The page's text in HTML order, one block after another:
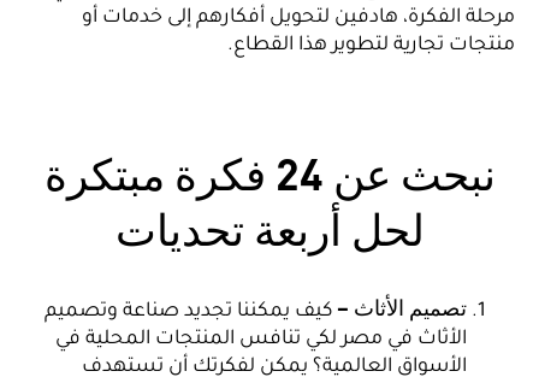
مرحلة الفكرة، هادفين لتحويل أفكارهم إلى خدمات أو
منتجات تجارية لتطوير هذا القطاع.
نبحث عن 24 فكرة مبتكرة
لحل أربعة تحديات
تصميم الأثاث – كيف يمكننا تجديد صناعة وتصميم
الأثاث في مصر لكي تنافس المنتجات المحلية في
الأسواق العالمية؟ يمكن لفكرتك أن تستهدف